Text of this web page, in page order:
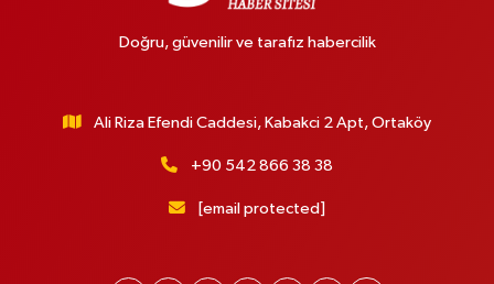
Doğru, güvenilir ve tarafız habercilik
Ali Riza Efendi Caddesi, Kabakci 2 Apt, Ortaköy
+90 542 866 38 38
[email protected]